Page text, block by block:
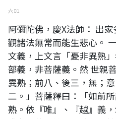
六 01
阿彌陀佛，慶X法師： 出
觀諸法無常而能生悲心。
文義，上文言「憂非異熟
部義，非菩薩義。然 世親
異熟；前八、後三，無；
二。」菩薩釋曰：「如前
熟。依『唯』、『越』義